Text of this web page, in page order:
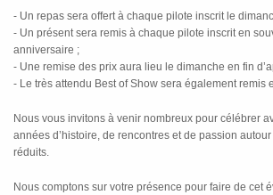
- Un repas sera offert à chaque pilote inscrit le
- Un présent sera remis à chaque pilote inscrit en
anniversaire ;
- Une remise des prix aura lieu le dimanche en fin
- Le très attendu Best of Show sera également remis
Nous vous invitons à venir nombreux pour célébrer
années d’histoire, de rencontres et de passion
réduits.
Nous comptons sur votre présence pour faire de cet